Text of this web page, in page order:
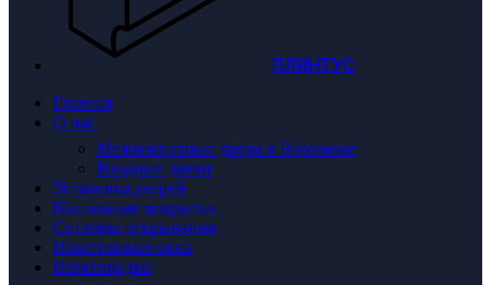
ПЛИНТУС
Главная
О нас
Межкомнатные двери в Воронеже
Входные двери
Установка дверей
Напольные покрытия
Системы открывания
Пластиковые окна
Перегородки